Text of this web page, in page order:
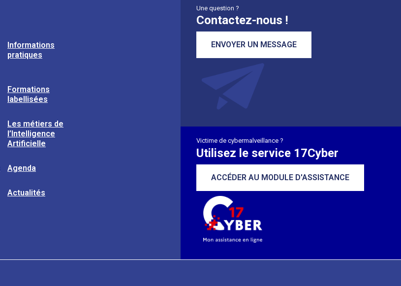
Informations
pratiques
Formations
labellisées
Les métiers de
l’Intelligence
Artificielle
Agenda
Actualités
Une question ?
Contactez-nous !
ENVOYER UN MESSAGE
Victime de cybermalveillance ?
Utilisez le service 17Cyber
ACCÉDER AU MODULE D'ASSISTANCE